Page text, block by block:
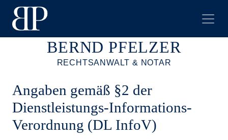
BERND PFELZER
RECHTSANWALT & NOTAR
Angaben gemäß §2 der
Dienstleistungs-Informations-
Verordnung (DL InfoV)